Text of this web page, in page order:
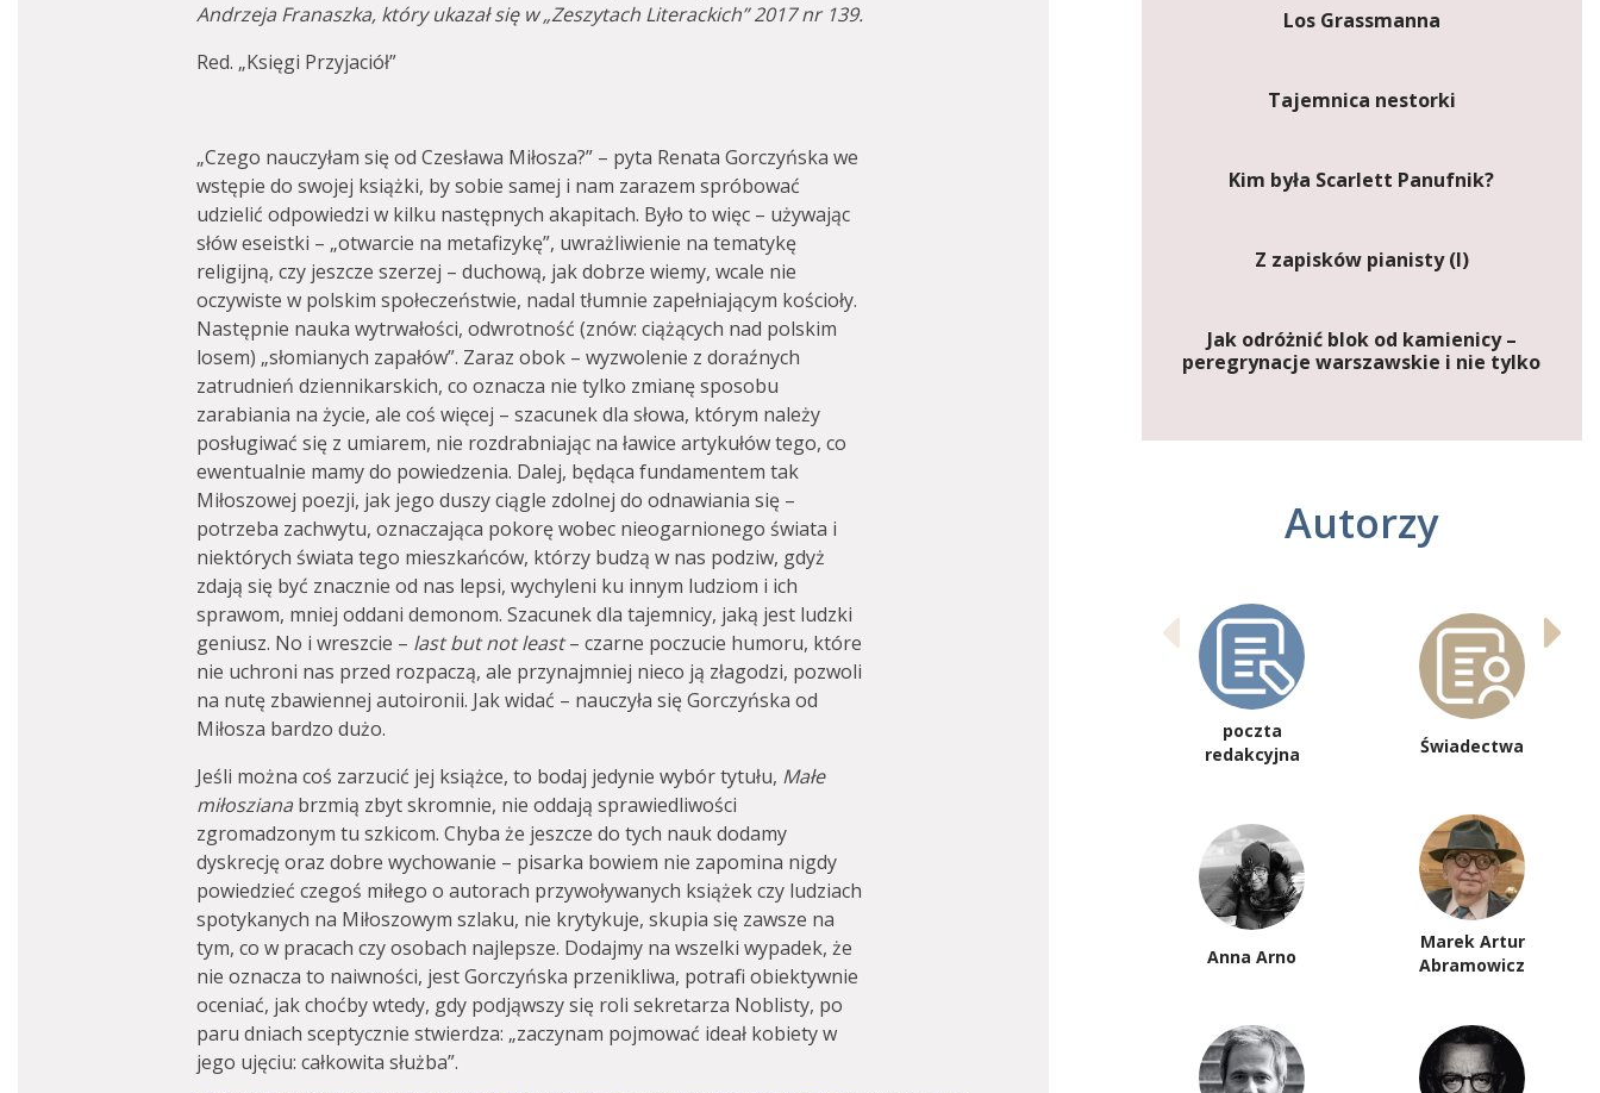
Andrzeja Franaszka, który ukazał się w „Zeszytach Literackich” 2017 nr 139.
Red. „Księgi Przyjaciół”
„Czego nauczyłam się od Czesława Miłosza?” – pyta Renata Gorczyńska we
wstępie do swojej książki, by sobie samej i nam zarazem spróbować
udzielić odpowiedzi w kilku następnych akapitach. Było to więc – używając
słów eseistki – „otwarcie na metafizykę”, uwrażliwienie na tematykę
religijną, czy jeszcze szerzej – duchową, jak dobrze wiemy, wcale nie
oczywiste w polskim społeczeństwie, nadal tłumnie zapełniającym kościoły.
Następnie nauka wytrwałości, odwrotność (znów: ciążących nad polskim
losem) „słomianych zapałów”. Zaraz obok – wyzwolenie z doraźnych
zatrudnień dziennikarskich, co oznacza nie tylko zmianę sposobu
zarabiania na życie, ale coś więcej – szacunek dla słowa, którym należy
posługiwać się z umiarem, nie rozdrabniając na ławice artykułów tego, co
ewentualnie mamy do powiedzenia. Dalej, będąca fundamentem tak
Miłoszowej poezji, jak jego duszy ciągle zdolnej do odnawiania się –
potrzeba zachwytu, oznaczająca pokorę wobec nieogarnionego świata i
niektórych świata tego mieszkańców, którzy budzą w nas podziw, gdyż
zdają się być znacznie od nas lepsi, wychyleni ku innym ludziom i ich
sprawom, mniej oddani demonom. Szacunek dla tajemnicy, jaką jest ludzki
geniusz. No i wreszcie – last but not least– czarne poczucie humoru, które
nie uchroni nas przed rozpaczą, ale przynajmniej nieco ją złagodzi, pozwoli
na nutę zbawiennej autoironii. Jak widać – nauczyła się Gorczyńska od
Miłosza bardzo dużo.
Jeśli można coś zarzucić jej książce, to bodaj jedynie wybór tytułu, Małe
miłosziana brzmią zbyt skromnie, nie oddają sprawiedliwości
zgromadzonym tu szkicom. Chyba że jeszcze do tych nauk dodamy
dyskrecję oraz dobre wychowanie – pisarka bowiem nie zapomina nigdy
powiedzieć czegoś miłego o autorach przywoływanych książek czy ludziach
spotykanych na Miłoszowym szlaku, nie krytykuje, skupia się zawsze na
tym, co w pracach czy osobach najlepsze. Dodajmy na wszelki wypadek, że
nie oznacza to naiwności, jest Gorczyńska przenikliwa, potrafi obiektywnie
oceniać, jak choćby wtedy, gdy podjąwszy się roli sekretarza Noblisty, po
paru dniach sceptycznie stwierdza: „zaczynam pojmować ideał kobiety w
jego ujęciu: całkowita służba”.
Los Grassmanna
Tajemnica nestorki
Kim była Scarlett Panufnik?
Z zapisków pianisty (I)
Jak odróżnić blok od kamienicy –
peregrynacje warszawskie i nie tylko
Autorzy
poczta
redakcyjna
Świadectwa
Anna Arno
Marek Artur
Abramowicz